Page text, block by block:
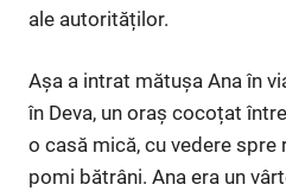
ale autorităților.
Așa a intrat mătușa Ana în
în Deva, un oraș cocoțat
o casă mică, cu vedere spre
pomi bătrâni. Ana era un